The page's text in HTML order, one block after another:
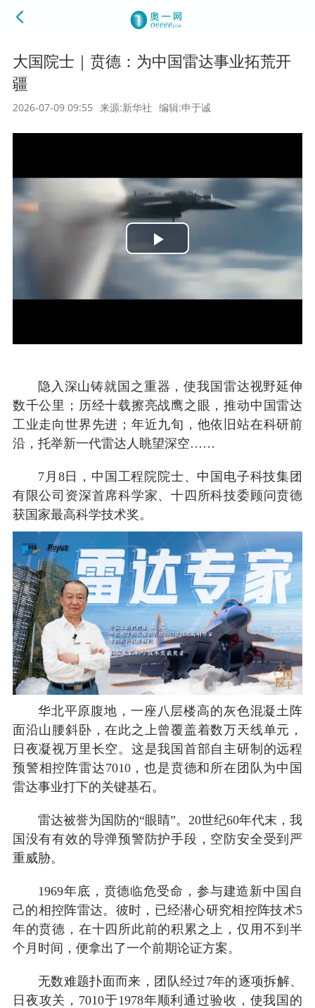
大国院士｜贲德：为中国雷达事业拓荒开
疆
2026-07-09 09:55 来源:新华社 编辑:申于诚
Play
Video
隐入深山铸就国之重器，使我国雷达视野延伸
数千公里；历经十载擦亮战鹰之眼，推动中国雷达
工业走向世界先进；年近九旬，他依旧站在科研前
沿，托举新一代雷达人眺望深空……
7月8日，中国工程院院士、中国电子科技集团
有限公司资深首席科学家、十四所科技委顾问贲德
获国家最高科学技术奖。
华北平原腹地，一座八层楼高的灰色混凝土阵
面沿山腰斜卧，在此之上曾覆盖着数万天线单元，
日夜凝视万里长空。这是我国首部自主研制的远程
预警相控阵雷达7010，也是贲德和所在团队为中国
雷达事业打下的关键基石。
雷达被誉为国防的“眼睛”。20世纪60年代末，我
国没有有效的导弹预警防护手段，空防安全受到严
重威胁。
1969年底，贲德临危受命，参与建造新中国自
己的相控阵雷达。彼时，已经潜心研究相控阵技术5
年的贲德，在十四所此前的积累之上，仅用不到半
个月时间，便拿出了一个前期论证方案。
无数难题扑面而来，团队经过7年的逐项拆解、
日夜攻关，7010于1978年顺利通过验收，使我国的